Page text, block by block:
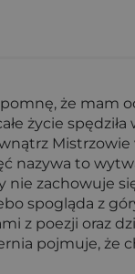
że mam
życie
Mistrzowie
nazywa to
zachowuje
spogląda z
z poezji oraz
pojmuje, że